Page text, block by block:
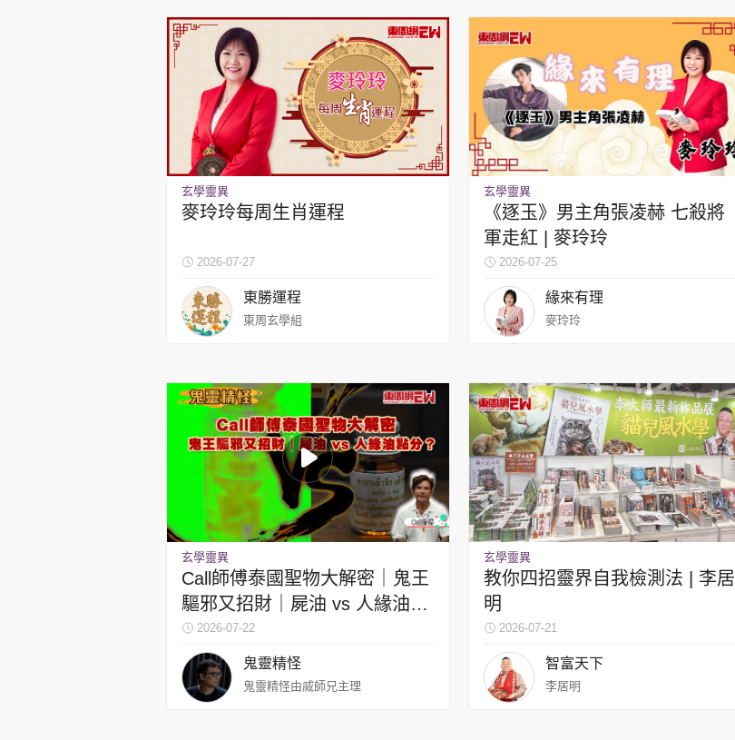
玄學靈異
麥玲玲每周生肖運程
2026-07-27
東勝運程
東周玄學組
玄學靈異
《逐玉》男主角張凌赫 七殺將
軍走紅 | 麥玲玲
2026-07-25
緣來有理
麥玲玲
玄學靈異
Call師傅泰國聖物大解密｜鬼王
驅邪又招財｜屍油 vs 人緣油點
分？
2026-07-22
鬼靈精怪
鬼靈精怪由威師兄主理
玄學靈異
教你四招靈界自我檢測法 | 李居
明
2026-07-21
智富天下
李居明